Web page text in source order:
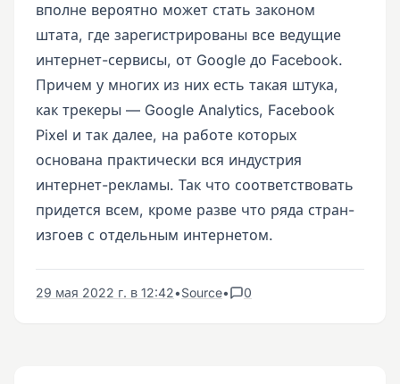
вполне вероятно может стать законом
штата, где зарегистрированы все ведущие
интернет-сервисы, от Google до Facebook.
Причем у многих из них есть такая штука,
как трекеры — Google Analytics, Facebook
Pixel и так далее, на работе которых
основана практически вся индустрия
интернет-рекламы. Так что соответствовать
придется всем, кроме разве что ряда стран-
изгоев с отдельным интернетом.
29 мая 2022 г. в 12:42•Source• 0